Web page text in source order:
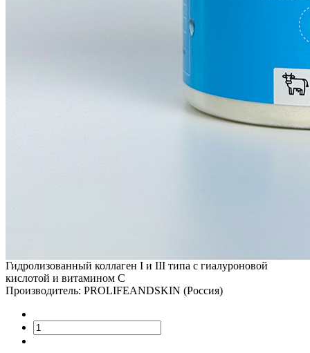
Гидролизованный коллаген I и III типа с гиалуроновой
кислотой и витамином С
Производитель: PROLIFEANDSKIN (Россия)